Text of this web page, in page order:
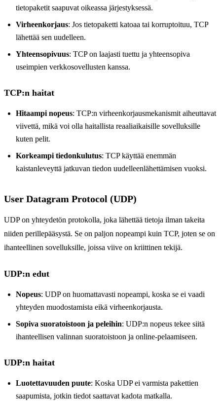
tietopaketit saapuvat oikeassa järjestyksessä.
Virheenkorjaus: Jos tietopaketti katoaa tai korruptoituu, TCP
lähettää sen uudelleen.
Yhteensopivuus: TCP on laajasti tuettu ja yhteensopiva
useimpien verkkosovellusten kanssa.
TCP:n haitat
Hitaampi nopeus: TCP:n virheenkorjausmekanismit aiheuttavat
viivettä, mikä voi olla haitallista reaaliaikaisille sovelluksille
kuten pelit.
Korkeampi tiedonkulutus: TCP käyttää enemmän
kaistanleveyttä jatkuvan tiedon uudelleenlähettämisen vuoksi.
User Datagram Protocol (UDP)
UDP on yhteydetön protokolla, joka lähettää tietoja ilman takeita
niiden perillepääsystä. Se on paljon nopeampi kuin TCP, joten se on
ihanteellinen sovelluksille, joissa viive on kriittinen tekijä.
UDP:n edut
Nopeus: UDP on huomattavasti nopeampi, koska se ei vaadi
yhteyden muodostamista eikä virheenkorjausta.
Sopiva suoratoistoon ja peleihin: UDP:n nopeus tekee siitä
ihanteellisen valinnan suoratoistoon ja online-pelaamiseen.
UDP:n haitat
Luotettavuuden puute: Koska UDP ei varmista pakettien
saapumista, jotkin tiedot saattavat kadota matkalla.